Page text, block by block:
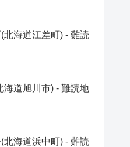
北海道江差町) - 難読
海道旭川市) - 難読地
北海道浜中町) - 難読